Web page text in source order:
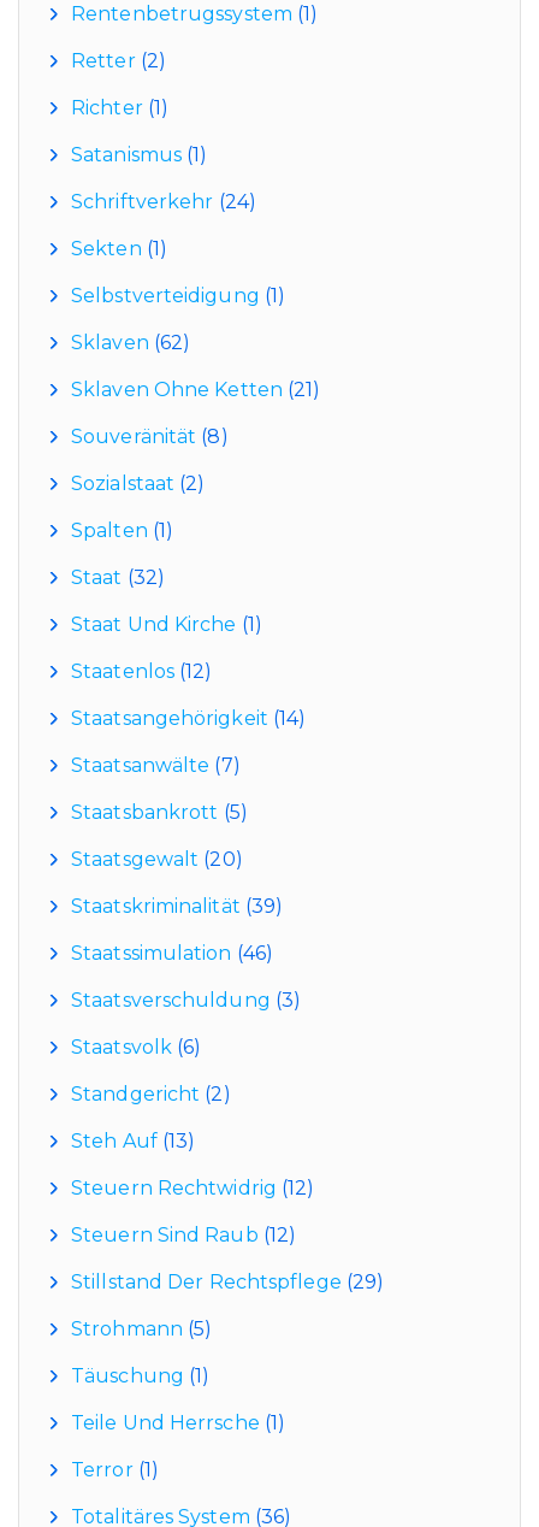
Rentenbetrugssystem (1)
Retter(2)
Richter(1)
Satanismus (1)
Schriftverkehr (24)
Sekten (1)
Selbstverteidigung (1)
Sklaven (62)
Sklaven Ohne Ketten (21)
Souveränität (8)
Sozialstaat (2)
Spalten (1)
Staat (32)
Staat Und Kirche (1)
Staatenlos (12)
Staatsangehörigkeit (14)
Staatsanwälte (7)
Staatsbankrott (5)
Staatsgewalt (20)
Staatskriminalität (39)
Staatssimulation (46)
Staatsverschuldung (3)
Staatsvolk (6)
Standgericht (2)
Steh Auf(13)
Steuern Rechtwidrig (12)
Steuern Sind Raub (12)
Stillstand Der Rechtspflege (29)
Strohmann (5)
Täuschung (1)
Teile Und Herrsche (1)
Terror(1)
Totalitäres System (36)